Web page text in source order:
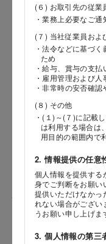
(６) お取引先の従業
・業務上必要なご
(７) 当社従業員およ
・法令などに基づ
ため
・給与、賞与の支
・雇用管理および
・非常時の安否確
(８) その他
・(１)～(７)に記載
は利用する場合は
用目的の範囲内で
2. 情報提供の任意
個人情報を提供する
身でご判断をお願い
提供いただけなかっ
れない場合がござい
うお願い申し上げま
3. 個人情報の第三
市区郡
番地以降